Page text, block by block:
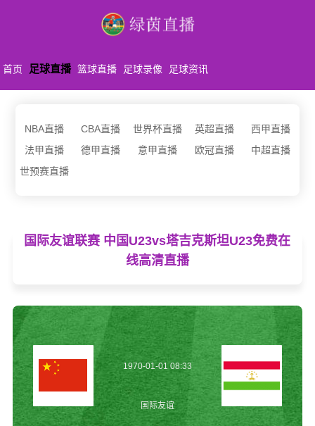
首页 足球直播 篮球直播 足球录像 足球资讯
NBA直播 CBA直播 世界杯直播 英超直播
西甲直播
法甲直播
德甲直播 意甲直播 欧冠直播
中超直播
世预赛直播
国际友谊联赛 中国U23vs塔吉克斯坦U23免费在
线高清直播
1970-01-01 08:33
国际友谊